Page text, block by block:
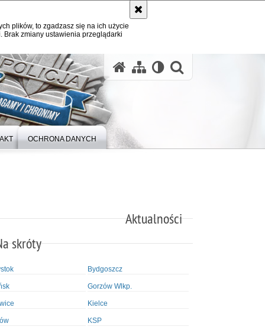
plików, to zgadzasz się na ich użycie
zmiany ustawienia przeglądarki
OCHRONA DANYCH
Aktualności
skróty
Bydgoszcz
Gorzów Wlkp.
Kielce
KSP